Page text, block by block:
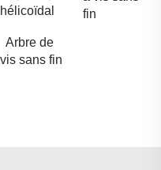
hélicoïdal
fin
Arbre de
vis sans fin